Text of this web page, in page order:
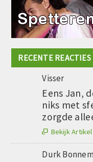
RECENTE REACTIES
Visser
Eens Jan,
niks met
zorgde
 Bekijk Artikel
Durk